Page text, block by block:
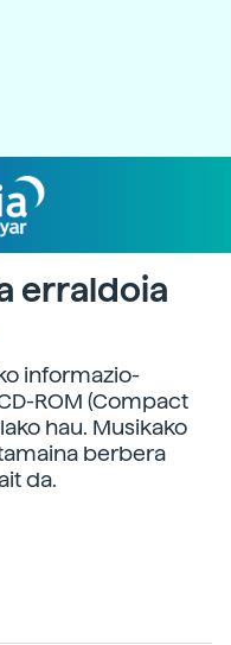
erraldoia
informazio-
ROM (Compact
hau. Musikako
berbera
da.